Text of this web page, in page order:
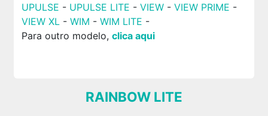
UPULSE - UPULSE LITE - VIEW- VIEW PRIME -
VIEW XL- WIM - WIM LITE -
Para outro modelo, clica aqui
RAINBOW LITE